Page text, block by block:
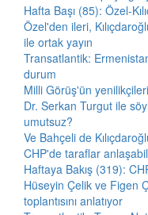
Hafta Başı (85): Özel-
Özel'den ileri,
ile ortak yayın
Transatlantik:
durum
Milli Görüş'ün
Dr. Serkan Turgut ile
umutsuz?
Ve Bahçeli de
CHP'de taraflar
Haftaya Bakış (319):
Hüseyin Çelik ve Figen
toplantısını anlatıyor